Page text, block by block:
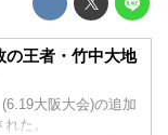
の王者・竹中大地
大阪大会)の追加
た。